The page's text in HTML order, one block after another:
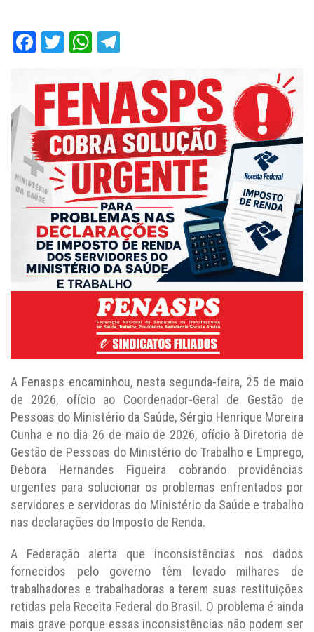
Facebook
TwitterWhatsApp
A Fenasps encaminhou, nesta segunda-feira, 25 de maio
de 2026, ofício ao Coordenador-Geral de Gestão de
Pessoas do Ministério da Saúde, Sérgio Henrique Moreira
Cunha e no dia 26 de maio de 2026, ofício à Diretoria de
Gestão de Pessoas do Ministério do Trabalho e Emprego,
Debora Hernandes Figueira cobrando providências
urgentes para solucionar os problemas enfrentados por
servidores e servidoras do Ministério da Saúde e trabalho
nas declarações do Imposto de Renda.
A Federação alerta que inconsistências nos dados
fornecidos pelo governo têm levado milhares de
trabalhadores e trabalhadoras a terem suas restituições
retidas pela Receita Federal do Brasil. O problema é ainda
mais grave porque essas inconsistências não podem ser